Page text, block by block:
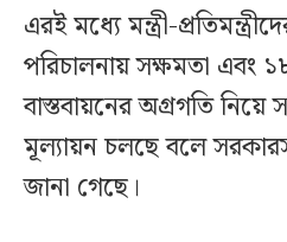
এরই মধ্যে মন্ত্রী-
পরিচালনায় সক্ষমতা এবং
বাস্তবায়নের অগ্রগতি নিয়ে
মূল্যায়ন চলছে বলে
জানা গেছে।